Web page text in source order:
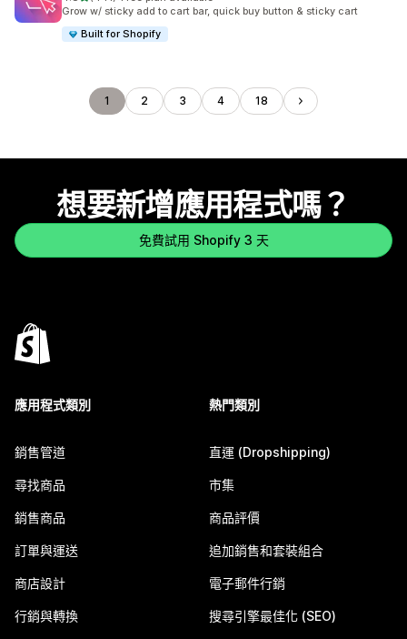
共有 441 則評價
Grow w/ sticky add to cart bar, quick buy button & sticky cart
Built for Shopify
1 2 3 4 18
想要新增應用程式嗎？
免費試用 Shopify 3 天
應用程式類別
銷售管道
尋找商品
銷售商品
訂單與運送
商店設計
行銷與轉換
熱門類別
直運 (Dropshipping)
市集
商品評價
追加銷售和套裝組合
電子郵件行銷
搜尋引擎最佳化 (SEO)